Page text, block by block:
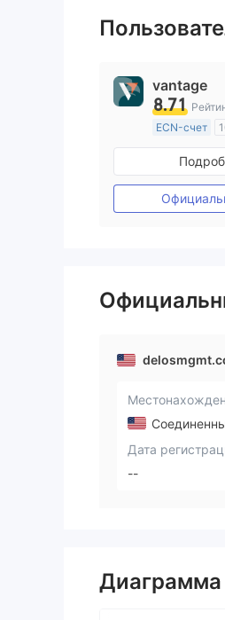
vantage
8.71
ECN-счет
Маркет-
Основной
Дата
--